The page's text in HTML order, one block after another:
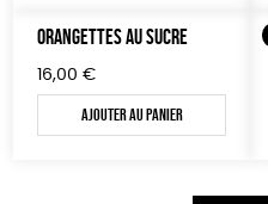
ORANGETTES AU SUCRE
16,00 €
Ajouter au panier